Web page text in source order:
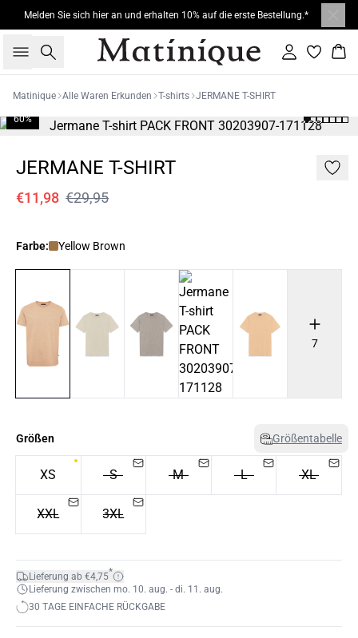
Melden Sie sich hier an und erhalten 10% auf die erste Bestellung.*
Suche Einloggen
Matinique Alle Waren Erkunden T-shirts JERMANE T-SHIRT
60%
JERMANE T-SHIRT
€11,98 €29,95
Farbe: Yellow Brown
7
Größen Größentabelle
XS S M L XL
XXL 3XL
Lieferung ab €4,75*
Lieferung zwischen mo. 10. aug. - di. 11. aug.
30 TAGE EINFACHE RÜCKGABE